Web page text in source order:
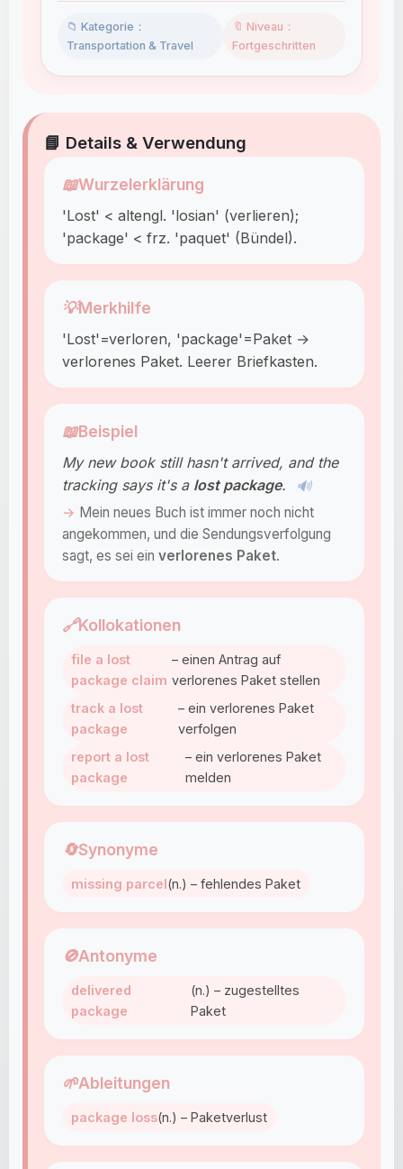
📁 Kategorie：
Transportation & Travel
🔖 Niveau：
Fortgeschritten
📘 Details & Verwendung
📖Wurzelerklärung
'Lost' < altengl. 'losian' (verlieren);
'package' < frz. 'paquet' (Bündel).
💡Merkhilfe
'Lost'=verloren, 'package'=Paket →
verlorenes Paket. Leerer Briefkasten.
📖Beispiel
My new book still hasn't arrived, and the
tracking says it's a lost package. 🔊
Mein neues Buch ist immer noch nicht
angekommen, und die Sendungsverfolgung
sagt, es sei ein verlorenes Paket.
🔗Kollokationen
file a lost
package claim
– einen Antrag auf
verlorenes Paket stellen
track a lost
package
– ein verlorenes Paket
verfolgen
report a lost
package
– ein verlorenes Paket
melden
🔄Synonyme
missing parcel(n.) – fehlendes Paket
🚫Antonyme
delivered
package
(n.) – zugestelltes
Paket
🌱Ableitungen
package loss(n.) – Paketverlust